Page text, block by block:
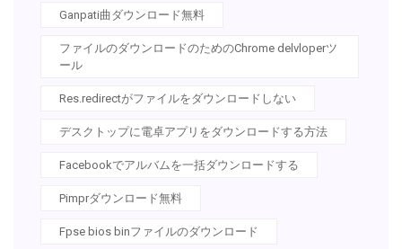
Ganpati曲ダウンロード無料
ファイルのダウンロードのためのChrome delvloperツ
ール
Res.redirectがファイルをダウンロードしない
デスクトップに電卓アプリをダウンロードする方法
Facebookでアルバムを一括ダウンロードする
Pimprダウンロード無料
Fpse bios binファイルのダウンロード